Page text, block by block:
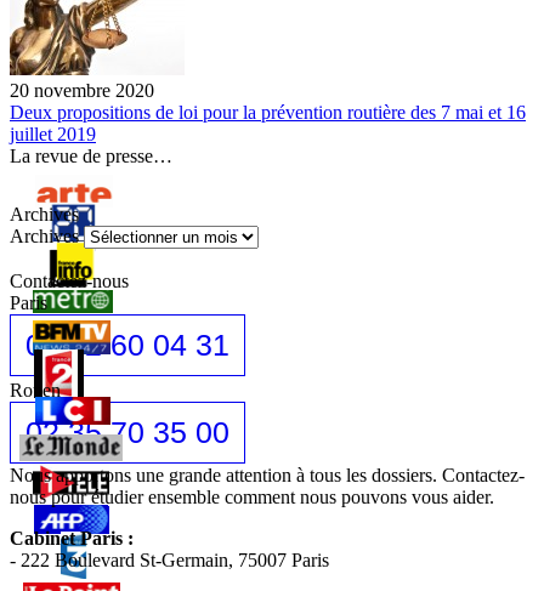
20 novembre 2020
Deux propositions de loi pour la prévention routière des 7 mai et 16
juillet 2019
La revue de presse…
Archives
Archives
Contactez-nous
Paris
01 42 60 04 31
Rouen
02 35 70 35 00
Nous apportons une grande attention à tous les dossiers. Contactez-
nous pour étudier ensemble comment nous pouvons vous aider.
Cabinet Paris :
- 222 Boulevard St-Germain, 75007 Paris